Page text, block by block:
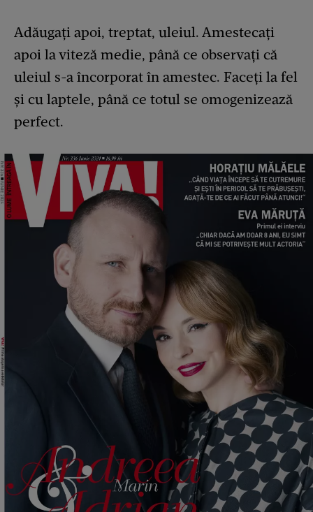
Adăugați apoi, treptat, uleiul. Amestecați
apoi la viteză medie, până ce observați că
uleiul s-a încorporat în amestec. Faceți la fel
și cu laptele, până ce totul se omogenizează
perfect.